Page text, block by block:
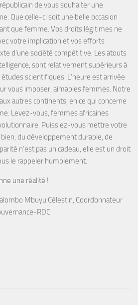
de vous souhaiter une
Que celle-ci soit une belle occasion
que femme. Vos droits légitimes ne
votre implication et vos efforts
d’une société compétitive. Les atouts
sont relativement supérieurs à
scientifiques. L’heure est arrivée
vous imposer, aimables femmes. Notre
autres continents, en ce qui concerne
Levez-vous, femmes africaines
Puissiez-vous mettre votre
du développement durable, de
n’est pas un cadeau, elle est un droit
le rappeler humblement.
une réalité !
Mbuyu Célestin, Coordonnateur
RDC